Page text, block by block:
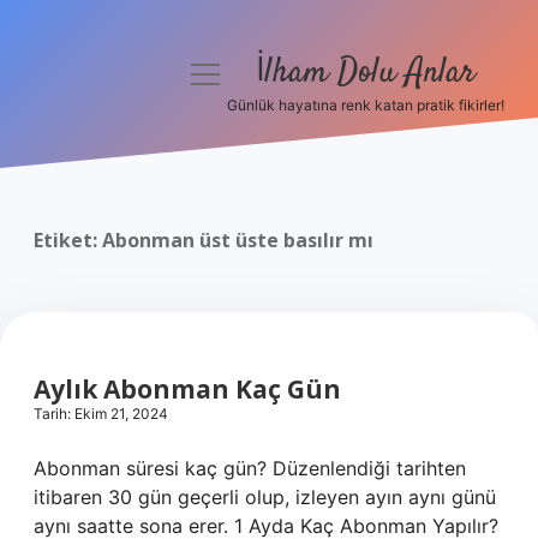
menüyü İlham Dolu Anlar
Günlük hayatına renk katan pratik fikirler!
Etiket:Abonman üst üste basılır mı
Aylık Abonman Kaç Gün
Tarih: Ekim 21, 2024
Abonman süresi kaç gün? Düzenlendiği tarihten
itibaren 30 gün geçerli olup, izleyen ayın aynı günü
aynı saatte sona erer. 1 Ayda Kaç Abonman Yapılır?